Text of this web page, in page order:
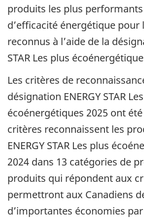
produits les plus
d’efficacité énergétique pour
reconnus à l’aide de la
STAR Les plus
Les critères de
désignation ENERGY STAR
écoénergétiques 2025 ont
critères reconnaissent les
ENERGY STAR Les plus
2024 dans 13 catégories de
produits qui répondent aux
permettront aux Canadiens
d’importantes économies